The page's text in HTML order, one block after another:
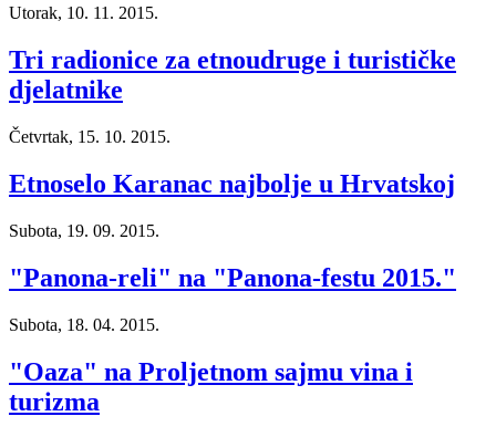
Utorak, 10. 11. 2015.
Tri radionice za etnoudruge i turističke
djelatnike
Četvrtak, 15. 10. 2015.
Etnoselo Karanac najbolje u Hrvatskoj
Subota, 19. 09. 2015.
"Panona-reli" na "Panona-festu 2015."
Subota, 18. 04. 2015.
"Oaza" na Proljetnom sajmu vina i
turizma